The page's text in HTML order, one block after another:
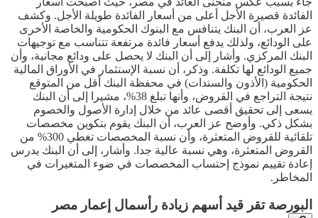
الفائدة قصيرة الأجل أعلى من أسعار الفائدة طويلة الأجل. وكشف
عز العرب، أن البنك يتنافس مع البنوك الحكومية والخاصة الأخرى
على الودائع، ولذلك يدفع أسعار فائدة مرتفعة تتناسب مع توجيهات
البنك المركزي. وأشار إلى أن البنك لا يحصل على ودائع مجانية، وأن
جميع الودائع لها تكلفة. وذكر، أن نسبة الإستثمار في الأوراق المالية
الحكومية (الأذون والسندات) في محفظة البنك أقل من المتوقع
نتيجة التراجع في القروض، وأنها تبلغ 38%، مشيرا إلى أن البنك
يسعى إلى تحقيق أقصى عائد من خلال إدارة الأصول والخصوم
بشكل ذكي. وأوضح عز العرب، أن البنك يقوم بتكوين مخصصات
تلقائية للقروض المتعثرة، وأن نسبة المخصصات تغطي 300% من
القروض المتعثرة، وهي نسبة عالية جدا. وأشار، إلى أن البنك يدرس
إعادة تقييم نموذج إحتساب المخصصات في ضوء المتغيرات في
المخاطر.
البورصة تقر قيد أسهم زيادة رأسمال إعمار مصر